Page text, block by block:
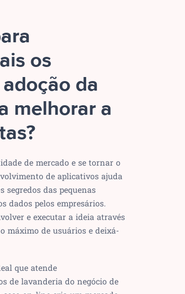
os
da
melhorar a
de mercado e se tornar o
de aplicativos ajuda
segredos das pequenas
dados pelos empresários.
e executar a ideia através
máximo de usuários e deixá-
que atende
de lavanderia do negócio de